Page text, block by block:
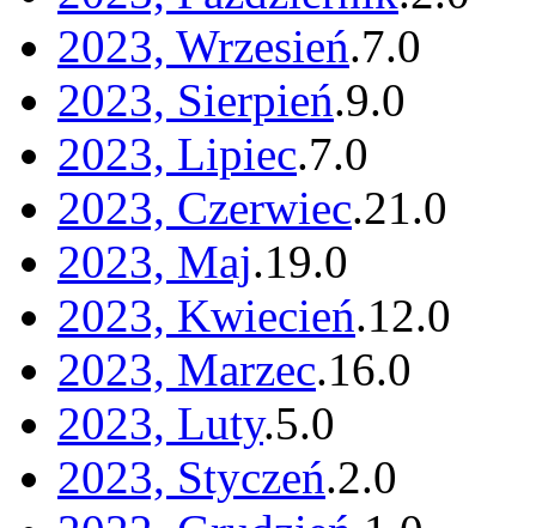
2023, Wrzesień.7.0
2023, Sierpień.9.0
2023, Lipiec.7.0
2023, Czerwiec.21.0
2023, Maj.19.0
2023, Kwiecień.12.0
2023, Marzec.16.0
2023, Luty.5.0
2023, Styczeń.2.0